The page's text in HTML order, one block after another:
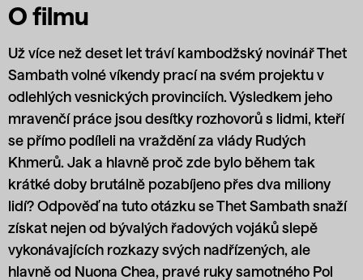
O filmu
Už více než deset let tráví kambodž­ský novinář Thet
Sambath volné víkendy prací na svém projektu v
odlehlých vesnických provinciích. Výsledkem jeho
mravenčí práce jsou desítky rozhovorů s lidmi, kteří
se přímo podíleli na vraždění za vlády Rudých
Khmerů. Jak a hlavně proč zde bylo během tak
krátké doby brutálně pozabíjeno přes dva miliony
lidí? Odpověď na tuto otázku se Thet Sambath snaží
získat nejen od bývalých řadových vojáků slepě
vykonávajících rozkazy svých nadřízených, ale
hlavně od Nuona Chea, pravé ruky samotného Pol